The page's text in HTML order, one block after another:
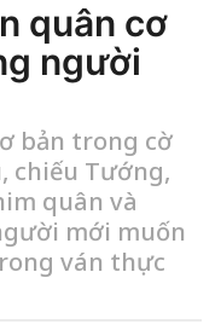
quân cơ
người
bản trong cờ
chiếu Tướng,
quân và
mới muốn
ván thực